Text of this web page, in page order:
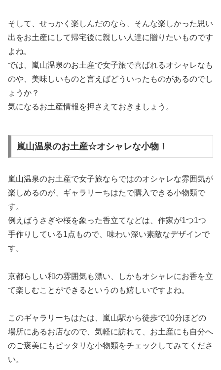
そして、せっかく楽しんだのなら、そんな楽しかった思い
出をお土産にして帰宅後に親しい人達に贈りたいものです
よね。
では、嵐山温泉のお土産で女子旅で喜ばれるオシャレなも
のや、美味しいものと言えばどういったものがあるのでし
ょうか？
気になるお土産情報を押さえておきましょう。
嵐山温泉のお土産☆オシャレな小物！
嵐山温泉のお土産で女子旅ならではのオシャレな雰囲気が
楽しめるのが、ギャラリーちはたで購入できる小物類で
す。
例えばうさぎや桜を象った香立てなどは、作家が1つ1つ
手作りしている1点もので、味わい深い素敵なデザインで
す。
京都らしい和の雰囲気も漂い、しかもオシャレにお香を立
て楽しむことができるというのも嬉しいですよね。
このギャラリーちはたは、嵐山駅から徒歩で10分ほどの
場所にあるお店なので、気軽に訪れて、お土産にも自分へ
のご褒美にもピッタリな小物類をチェックしてみてくださ
い。